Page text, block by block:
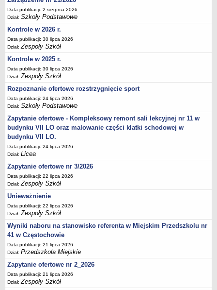
Statut
Majątek
Godziny dyżurów
Ogłoszenia
Zarządzenia
Rejestry, ewidencje, archiwa
Kontrole
PONOWNE WYKORZYSTYWANIE
Sprawozdania
Deklaracja dostępności
DEKLARACJA DOSTĘPNOŚCI
OŚWIADCZENIA MAJĄTKOWE
PONOWNE WYKORZYSTYWANIE
OCHRONA DANYCH OSOBOWYCH
Data publikacji: 2 sierpnia 2026
Dział:Szkoły Podstawowe
Kontrole w 2026 r.
Data publikacji: 30 lipca 2026
Dział:Zespoły Szkół
Kontrole w 2025 r.
Data publikacji: 30 lipca 2026
Dział:Zespoły Szkół
Rozpoznanie ofertowe rozstrzygnięcie sport
Data publikacji: 24 lipca 2026
Dział:Szkoły Podstawowe
Zapytanie ofertowe - Kompleksowy remont sali lekcyjnej nr 11 w
budynku VII LO oraz malowanie części klatki schodowej w
budynku VII LO.
Data publikacji: 24 lipca 2026
Dział:Licea
Zapytanie ofertowe nr 3/2026
Data publikacji: 22 lipca 2026
Dział:Zespoły Szkół
Unieważnienie
Data publikacji: 22 lipca 2026
Dział:Zespoły Szkół
Wyniki naboru na stanowisko referenta w Miejskim Przedszkolu nr
41 w Częstochowie
Data publikacji: 21 lipca 2026
Dział:Przedszkola Miejskie
Zapytanie ofertowe nr 2_2026
Data publikacji: 21 lipca 2026
Dział:Zespoły Szkół